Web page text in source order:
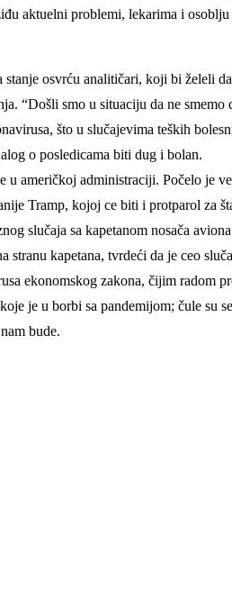
aktuelni problemi, lekarima i
osvrću analitičari, koji bi želeli
“Došli smo u situaciju da ne
što u slučajevima teških
o posledicama biti dug i bolan.
američkoj administraciji. Počelo je
Tramp, kojoj ce biti i protparol za
slučaja sa kapetanom nosača
kapetana, tvrdeći da je ceo
ekonomskog zakona, čijim radom
je u borbi sa pandemijom; čule su
bude.